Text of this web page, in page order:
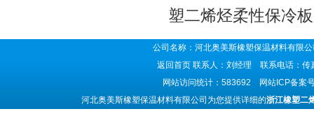
塑二烯烃柔性保冷
公司名称：河北奥美斯橡塑保温材料有
返回首页 联系人：刘经理 联系电话：
网站访问统计：583692 网站ICP备案
河北奥美斯橡塑保温材料有限公司为您提供详细的浙江橡塑二